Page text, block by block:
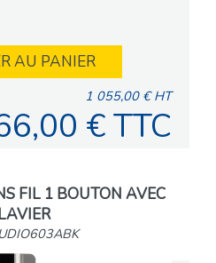
AU PANIER
1 055,00 € HT
€ TTC
FIL 1 BOUTON AVEC